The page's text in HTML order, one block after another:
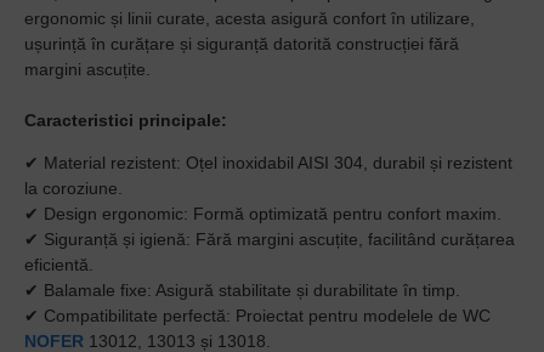
ergonomic și linii curate, acesta asigură confort în utilizare,
ușurință în curățare și siguranță datorită construcției fără
margini ascuțite.
Caracteristici principale:
✔ Material rezistent: Oțel inoxidabil AISI 304, durabil și rezistent
la coroziune.
✔ Design ergonomic: Formă optimizată pentru confort maxim.
✔ Siguranță și igienă: Fără margini ascuțite, facilitând curățarea
eficientă.
✔ Balamale fixe: Asigură stabilitate și durabilitate în timp.
✔ Compatibilitate perfectă: Proiectat pentru modelele de WC
NOFER 13012, 13013 și 13018.